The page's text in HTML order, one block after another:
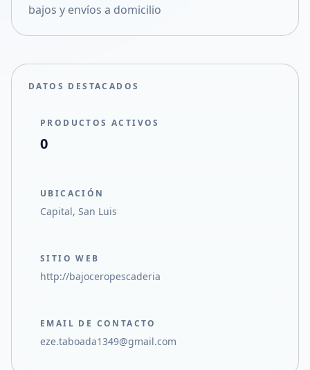
bajos y envíos a domicilio
DATOS DESTACADOS
PRODUCTOS ACTIVOS
0
UBICACIÓN
Capital, San Luis
SITIO WEB
http://bajoceropescaderia
EMAIL DE CONTACTO
eze.taboada1349@gmail.com